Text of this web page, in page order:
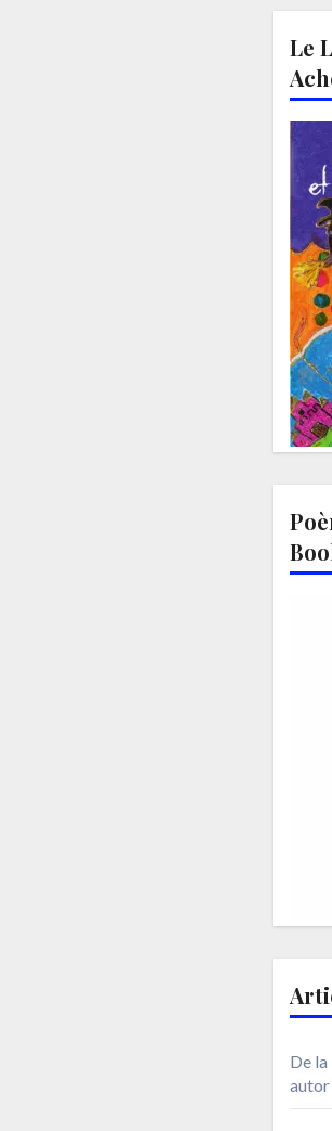
Le
De